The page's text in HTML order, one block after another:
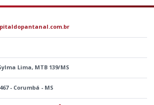
Lima, MTB 139/MS
- Corumbá - MS